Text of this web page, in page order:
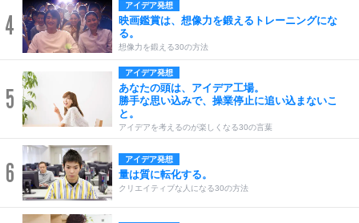
4
アイデア発想
映画鑑賞は、想像力を鍛えるトレーニングにな
る。
想像力を鍛える30の方法
5
アイデア発想
あなたの頭は、アイデア工場。
勝手な思い込みで、操業停止に追い込まないこ
と。
アイデアを考えるのが楽しくなる30の言葉
6 アイデア発想
量は質に転化する。
クリエイティブな人になる30の方法